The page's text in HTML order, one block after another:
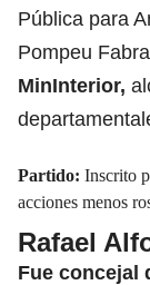
Pública para
Pompeu
MinInterior,
Partido: Inscrito
acciones menos
Rafael
Fue concejal